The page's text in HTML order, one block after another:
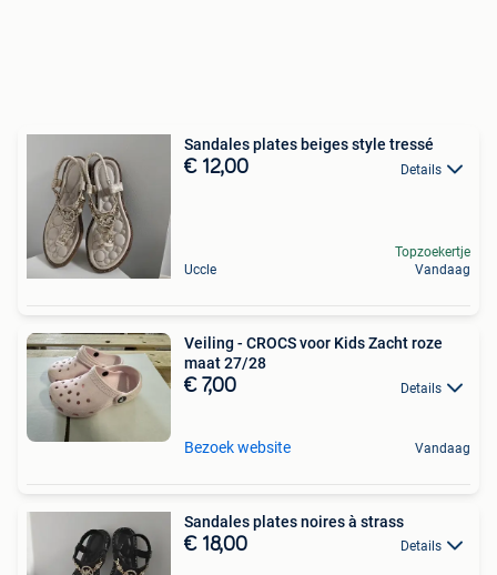
Sandales plates beiges style tressé
€ 12,00 Details
Uccle
Topzoekertje
Vandaag
Veiling - CROCS voor Kids Zacht roze
maat 27/28
€ 7,00 Details
Bezoek website Vandaag
Sandales plates noires à strass
€ 18,00 Details